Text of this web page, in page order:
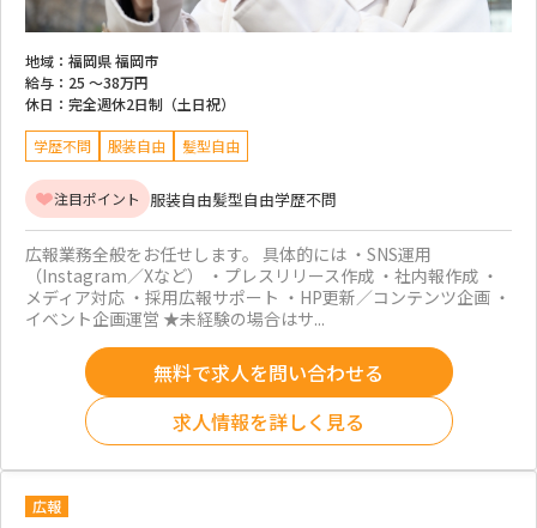
地域： 福岡県 福岡市
給与： 25 ～38万円
休日： 完全週休2日制（土日祝）
学歴不問 服装自由 髪型自由
注目ポイント 服装自由髪型自由学歴不問
広報業務全般をお任せします。 具体的には ・SNS運用
（Instagram／Xなど） ・プレスリリース作成 ・社内報作成 ・
メディア対応 ・採用広報サポート ・HP更新／コンテンツ企画 ・
イベント企画運営 ★未経験の場合はサ...
無料で求人を問い合わせる
求人情報を詳しく見る
広報